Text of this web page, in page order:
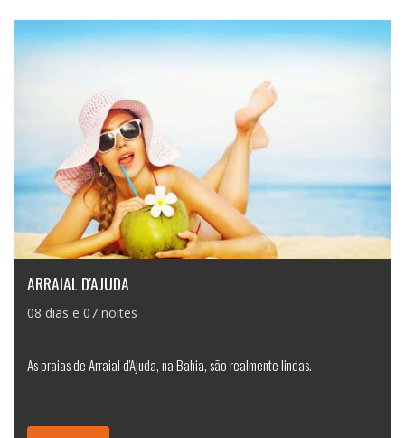
ARRAIAL D'AJUDA
08 dias e 07 noites
As praias de Arraial d'Ajuda, na Bahia, são realmente lindas.